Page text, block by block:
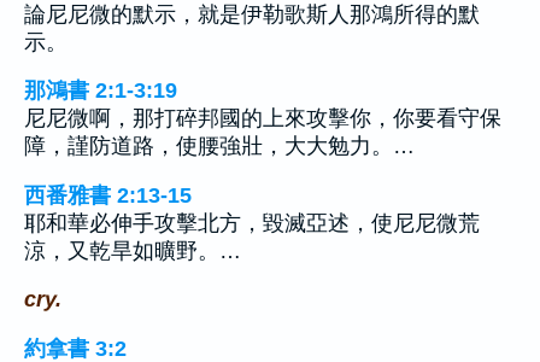
論尼尼微的默示，就是伊勒歌斯人那鴻所得的默
示。
那鴻書 2:1-3:19
尼尼微啊，那打碎邦國的上來攻擊你，你要看守保
障，謹防道路，使腰強壯，大大勉力。…
西番雅書 2:13-15
耶和華必伸手攻擊北方，毀滅亞述，使尼尼微荒
涼，又乾旱如曠野。…
cry.
約拿書 3:2